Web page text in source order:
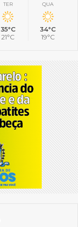
TER
35°C
21°C
QUA
34°C
19°C